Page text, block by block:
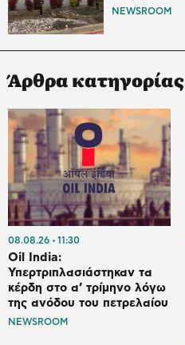
NEWSROOM
Άρθρα κατηγορίας
08.08.26 11:30
Oil India:
Υπερτριπλασιάστηκαν τα
κέρδη στο α’ τρίμηνο λόγω
της ανόδου του πετρελαίου
NEWSROOM